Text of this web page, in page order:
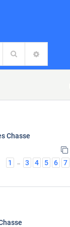
Rechercher
Chasse
1 … 3 4 5 6 7